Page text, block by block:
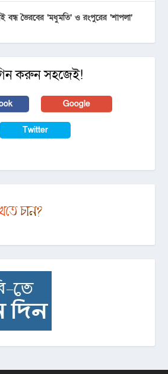
বন্ধ ভৈরবের ‘মধুমতি’ ও রংপুরের ‘শাপলা’
করুন সহজেই!
Google
Twitter